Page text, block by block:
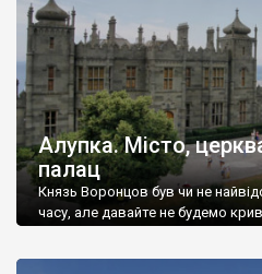
Алупка. Місто,
палац
Князь Воронцов був чи не
часу, але давайте не будемо